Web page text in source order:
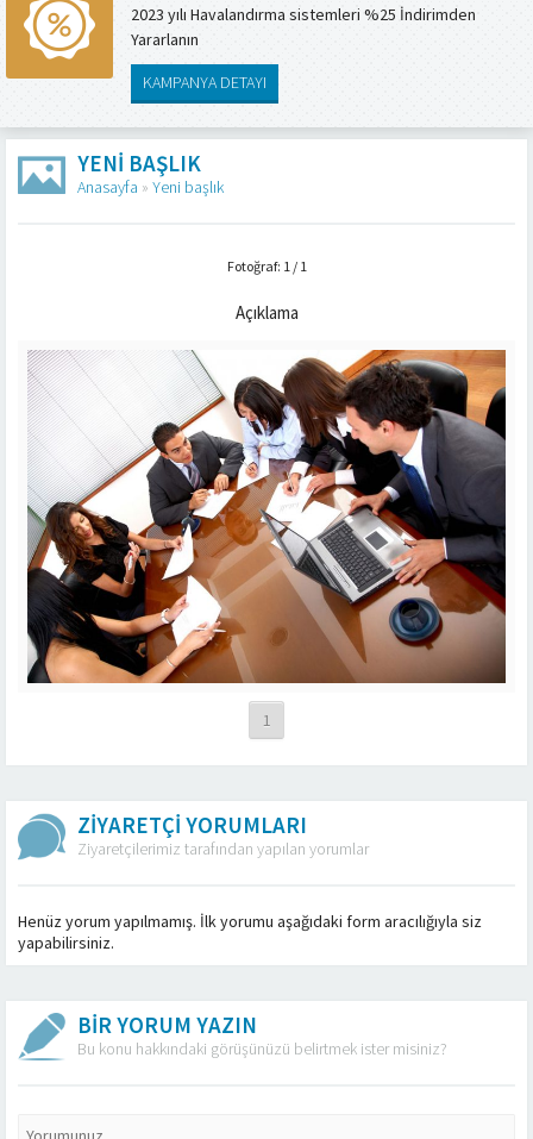
2023 yılı Havalandırma sistemleri %25 İndirimden
Yararlanın
KAMPANYA DETAYI
YENI BAŞLIK
Anasayfa » Yeni başlık
Fotoğraf: 1 / 1
Açıklama
1
ZİYARETÇİ YORUMLARI
Ziyaretçilerimiz tarafından yapılan yorumlar
Henüz yorum yapılmamış. İlk yorumu aşağıdaki form aracılığıyla siz
yapabilirsiniz.
BİR YORUM YAZIN
Bu konu hakkındaki görüşünüzü belirtmek ister misiniz?